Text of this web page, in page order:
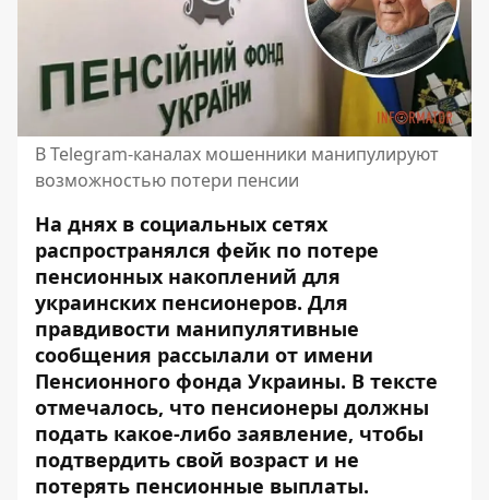
В Telegram-каналах мошенники манипулируют
возможностью потери пенсии
На днях в социальных сетях
распространялся фейк по потере
пенсионных накоплений для
украинских пенсионеров. Для
правдивости манипулятивные
сообщения рассылали от имени
Пенсионного фонда Украины. В тексте
отмечалось, что пенсионеры должны
подать какое-либо заявление, чтобы
подтвердить свой возраст и не
потерять пенсионные выплаты.